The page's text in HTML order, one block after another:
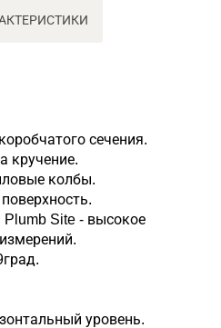
сечения.
кручение.
колбы.
Plumb Site - высокое
уровень.